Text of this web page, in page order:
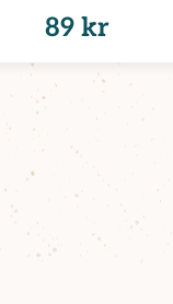
89 kr